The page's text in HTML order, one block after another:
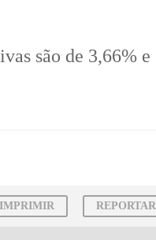
são de 3,66% e
IMPRIMIR